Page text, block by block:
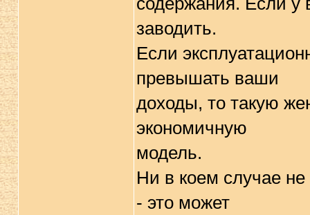
заводить.
Если
превышать ваши
доходы, то такую
экономичную
модель.
Ни в коем случае
- это может